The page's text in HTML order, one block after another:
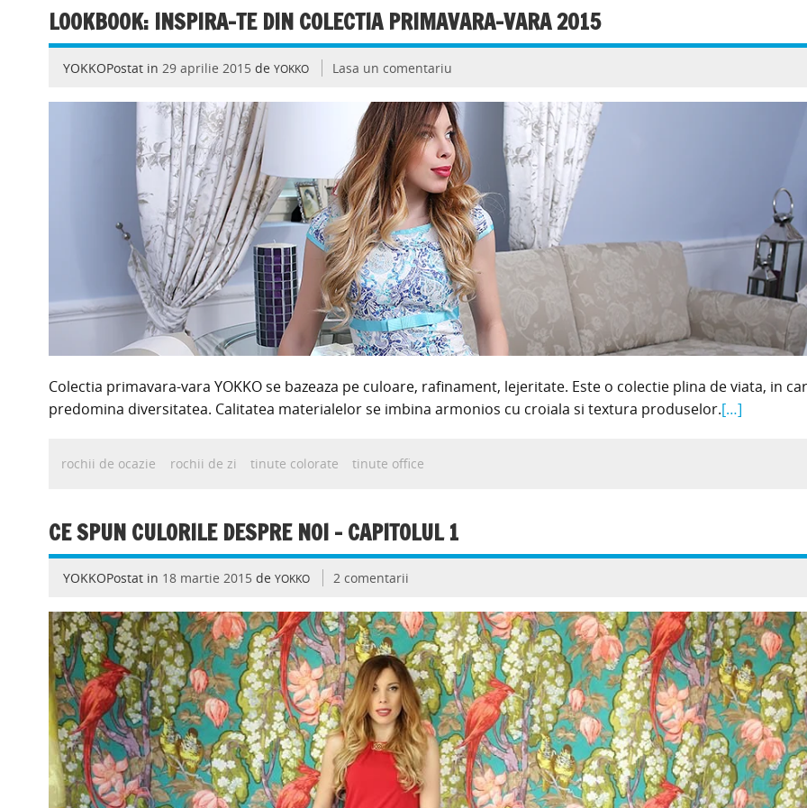
LOOKBOOK: INSPIRA-TE DIN COLECTIA PRIMAVARA-VARA 2015
YOKKOPostat in 29 aprilie 2015 de YOKKO Lasa un comentariu
Colectia primavara-vara YOKKO se bazeaza pe culoare, rafinament, lejeritate. Este o colectie plina de viata, in
predomina diversitatea. Calitatea materialelor se imbina armonios cu croiala si textura produselor.[…]
rochii de ocazie rochii de zi tinute colorate tinute office
CE SPUN CULORILE DESPRE NOI – CAPITOLUL 1
YOKKOPostat in 18 martie 2015 de YOKKO 2 comentarii